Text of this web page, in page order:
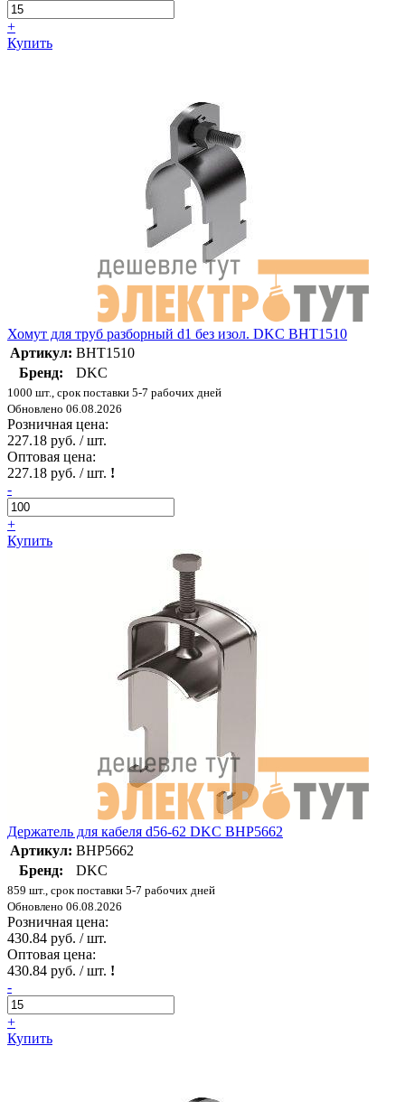
+
Купить
Хомут для труб разборный d1 без изол. DKC BHT1510
Артикул: BHT1510
Бренд:
DKC
1000 шт., срок поставки 5-7 рабочих дней
Обновлено 06.08.2026
Розничная цена:
227.18 руб. / шт.
Оптовая цена:
227.18 руб. / шт. !
-
+
Купить
Держатель для кабеля d56-62 DKC BHP5662
Артикул: BHP5662
Бренд:
DKC
859 шт., срок поставки 5-7 рабочих дней
Обновлено 06.08.2026
Розничная цена:
430.84 руб. / шт.
Оптовая цена:
430.84 руб. / шт. !
-
+
Купить